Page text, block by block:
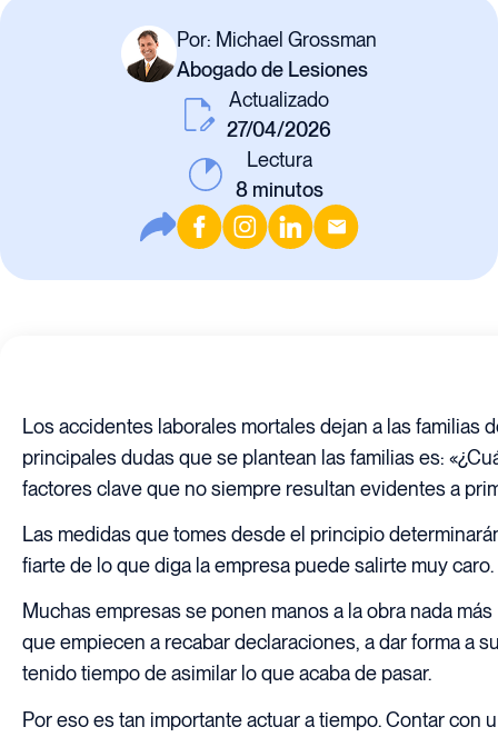
Por: Michael Grossman
Abogado de Lesiones
Actualizado
27/04/2026
Lectura
8 minutos
Los accidentes laborales mortales dejan a las familias
principales dudas que se plantean las familias es:
factores clave que no siempre resultan evidentes a
Las medidas que tomes desde el principio
fiarte de lo que diga la empresa puede salirte muy caro.
Muchas empresas se ponen manos a la obra nada
que empiecen a recabar declaraciones, a dar forma a
tenido tiempo de asimilar lo que acaba de pasar.
Por eso es tan importante actuar a tiempo. Contar